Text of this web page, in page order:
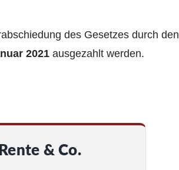
des Gesetzes durch den
2021 ausgezahlt werden.
& Co.